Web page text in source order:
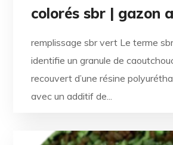
colorés sbr | gazon
remplissage sbr vert Le terme
identifie un granule de
recouvert d’une résine
avec un additif de...